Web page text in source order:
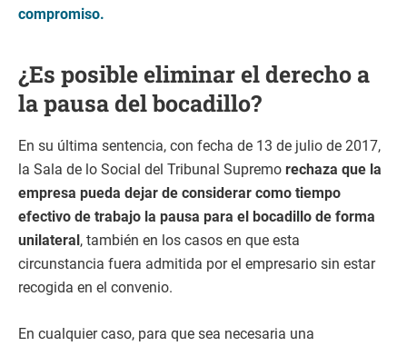
compromiso.
¿Es posible eliminar el derecho a
la pausa del bocadillo?
En su última sentencia, con fecha de 13 de julio de 2017,
la Sala de lo Social del Tribunal Supremo rechaza que la
empresa pueda dejar de considerar como tiempo
efectivo de trabajo la pausa para el bocadillo de forma
unilateral, también en los casos en que esta
circunstancia fuera admitida por el empresario sin estar
recogida en el convenio.
En cualquier caso, para que sea necesaria una